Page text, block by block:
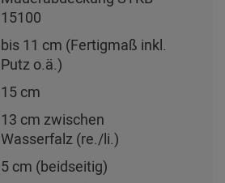
15100
bis 11 cm (Fertigmaß inkl.
Putz o.ä.)
15 cm
13 cm zwischen
Wasserfalz (re./li.)
5 cm (beidseitig)